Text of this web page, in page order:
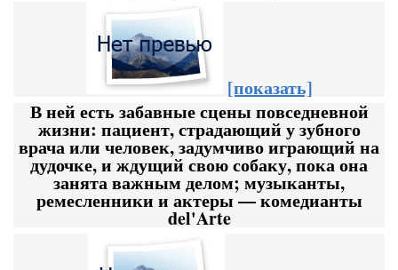
[показать]
В ней есть забавные сцены повседневной
жизни: пациент, страдающий у зубного
врача или человек, задумчиво играющий на
дудочке, и ждущий свою собаку, пока она
занята важным делом; музыканты,
ремесленники и актеры — комедианты
del'Arte